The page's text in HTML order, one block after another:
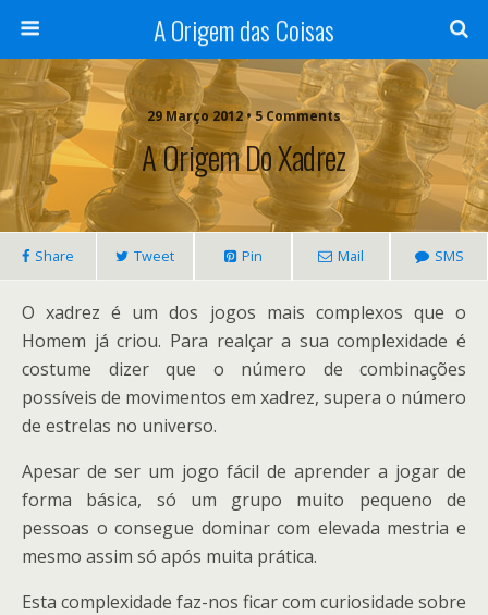
A Origem das Coisas
29 Março 2012 • 5 Comments
A Origem Do Xadrez
Share Tweet Pin Mail SMS
O xadrez é um dos jogos mais complexos que o
Homem já criou. Para realçar a sua complexidade é
costume dizer que o número de combinações
possíveis de movimentos em xadrez, supera o número
de estrelas no universo.
Apesar de ser um jogo fácil de aprender a jogar de
forma básica, só um grupo muito pequeno de
pessoas o consegue dominar com elevada mestria e
mesmo assim só após muita prática.
Esta complexidade faz-nos ficar com curiosidade sobre